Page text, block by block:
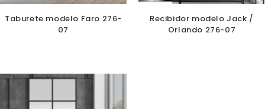
Taburete modelo Faro 276-
07
Recibidor modelo Jack /
Orlando 276-07